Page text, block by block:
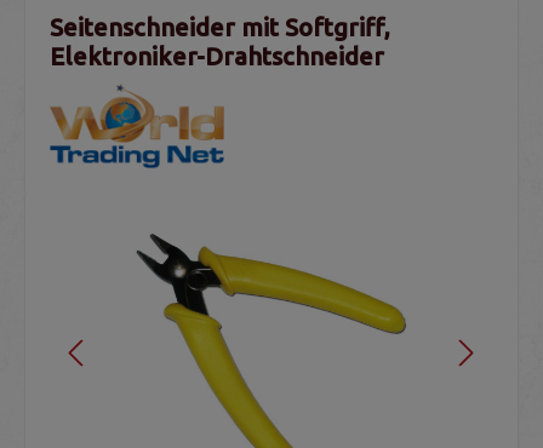
Seitenschneider mit Softgriff,
Elektroniker-Drahtschneider